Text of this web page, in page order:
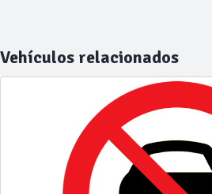
Vehículos relacionados